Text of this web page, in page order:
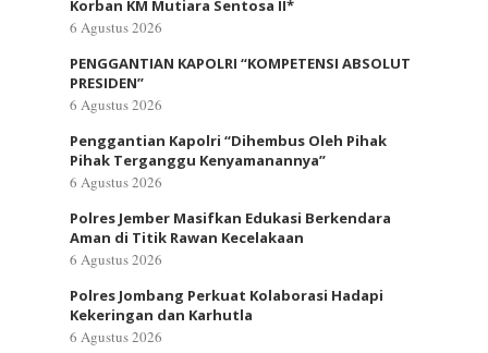
Korban KM Mutiara Sentosa II*
6 Agustus 2026
PENGGANTIAN KAPOLRI “KOMPETENSI ABSOLUT
PRESIDEN”
6 Agustus 2026
Penggantian Kapolri “Dihembus Oleh Pihak
Pihak Terganggu Kenyamanannya”
6 Agustus 2026
Polres Jember Masifkan Edukasi Berkendara
Aman di Titik Rawan Kecelakaan
6 Agustus 2026
Polres Jombang Perkuat Kolaborasi Hadapi
Kekeringan dan Karhutla
6 Agustus 2026